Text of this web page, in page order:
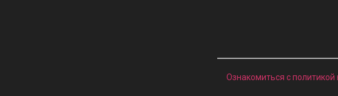
Ознакомиться с